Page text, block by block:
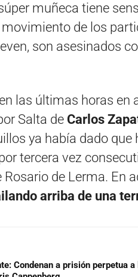
muñeca tiene
de los
son asesinados
las últimas horas en
Salta de Carlos
ya había dado que
tercera vez
Rosario de Lerma. En
arriba de una
Condenan a prisión perpetua